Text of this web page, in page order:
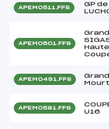
APEM0511.FFS
GP
APEM0501.FFS
APEM0491.FFS
APEM0581.FFS
U16